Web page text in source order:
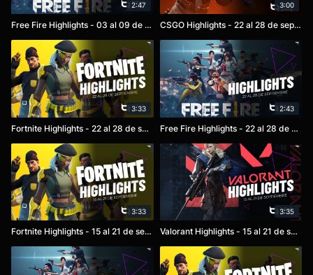
2:47
Free Fire Highlights - 03 al 09 de noviembre
3:00
CSGO Highlights - 22 al 28 de septiembre
3:33
Fortnite Highlights - 22 al 28 de septiembre
2:43
Free Fire Highlights - 22 al 28 de septiembre
3:33
Fortnite Highlights - 15 al 21 de septiembre
3:35
Valorant Highlights - 15 al 21 de septiembre